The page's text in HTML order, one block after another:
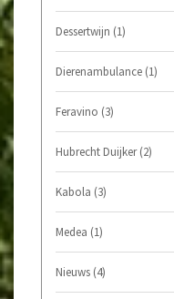
Dessertwijn (1)
Dierenambulance (1)
Feravino (3)
Hubrecht Duijker(2)
Kabola (3)
Medea (1)
Nieuws (4)